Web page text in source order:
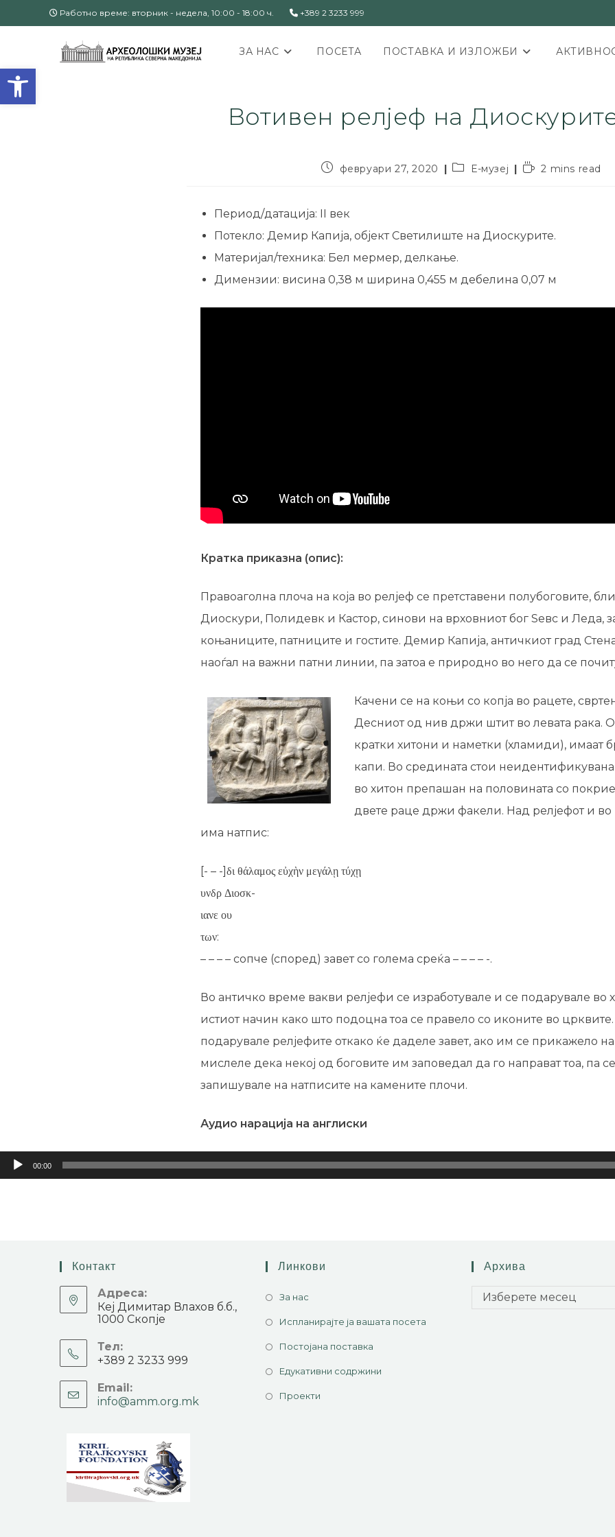
Open toolbar
Работно време: вторник - недела, 10:00 - 18:00 ч. +389 2 3233 999
ЗА НАС ПОСЕТА ПОСТАВКА И ИЗЛОЖБИ
Вотивен релјеф на
февруари 27, 2020 Е-музеј 2 mins read
Период/датација: II век
Потекло: Демир Капија, објект Светилиште на Диоскурите.
Материјал/техника: Бел мермер, делкање.
Димензии: висина 0,38 м ширина 0,455 м дебелина 0,07 м
Кратка приказна (опис):
Правоаголна плоча на која во релјеф се претставени полубоговите,
Диоскури, Полидевк и Кастор, синови на врховниот бог Ѕевс и Леда,
коњаниците, патниците и гостите. Демир Капија, античкиот град
наоѓал на важни патни линии, па затоа е природно во него да се
Качени се на коњи со копја во рацете,
Десниот од нив држи штит во левата рака.
кратки хитони и наметки (хламиди), имаат
капи. Во средината стои
во хитон препашан на половината со
двете раце држи факели. Над релјефот и во
има натпис:
[- – -]δι θάλαμος εὐχὴν μεγάλῃ τύχῃ
υνδρ Διοσκ-
ιανε ου
των:
– – – – сопче (според) завет со голема среќа – – – – -.
Во античко време вакви релјефи се изработувале и се подарувале во
истиот начин како што подоцна тоа се правело со иконите во
подарувале релјефите откако ќе даделе завет, ако им се прикажело
мислеле дека некој од боговите им заповедал да го направат тоа, па
запишувале на натписите на камените плочи.
Аудио нарација на англиски
Аудио
плејер
00:00
Контакт
Адреса:
Кеј Димитар Влахов б.б.,
1000 Скопје
Тел:
+389 2 3233 999
Email:
info@amm.org.mk
Линкови
За нас
Испланирајте ја вашата посета
Постојана поставка
Едукативни содржини
Проекти
Архива
Изберете месец